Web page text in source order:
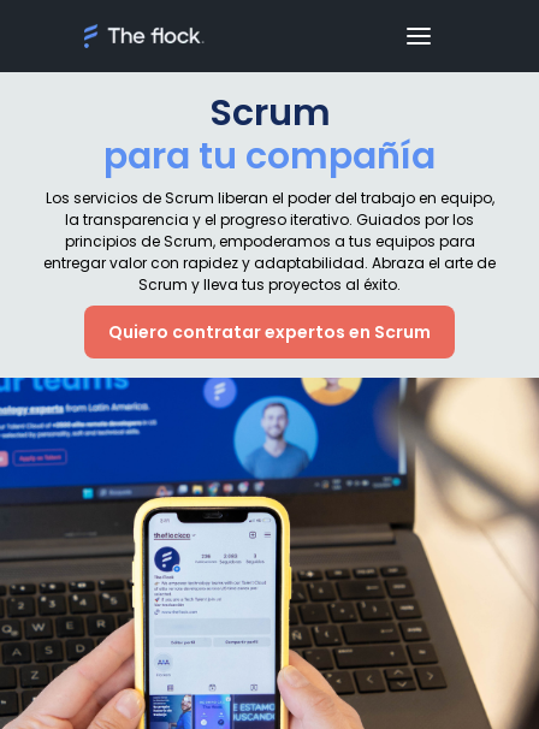
Scrum
para tu compañía
Los servicios de Scrum liberan el poder del trabajo en equipo,
la transparencia y el progreso iterativo. Guiados por los
principios de Scrum, empoderamos a tus equipos para
entregar valor con rapidez y adaptabilidad. Abraza el arte de
Scrum y lleva tus proyectos al éxito.
Quiero contratar expertos en Scrum